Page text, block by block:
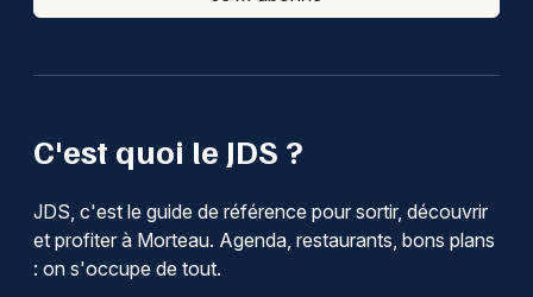
C'est quoi le JDS ?
JDS, c'est le guide de référence pour sortir, découvrir
et profiter à Morteau. Agenda, restaurants, bons plans
: on s'occupe de tout.